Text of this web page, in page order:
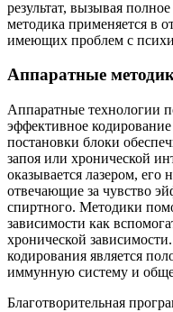
результат, вызывая
методика применяется в
имеющих проблем с
Аппаратные
Аппаратные технологии
эффективное
постановки блоки
запоя или хронической
оказывается лазером, его
отвечающие за чувство
спиртного. Методики
зависимости как
хронической
кодирования является
иммунную систему и
Благотворительная